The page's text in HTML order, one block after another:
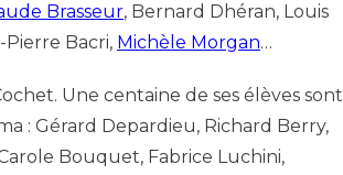
Brasseur, Bernard Dhéran, Louis
Pierre Bacri, Michèle Morgan…
Une centaine de ses élèves sont
: Gérard Depardieu, Richard Berry,
Bouquet, Fabrice Luchini,